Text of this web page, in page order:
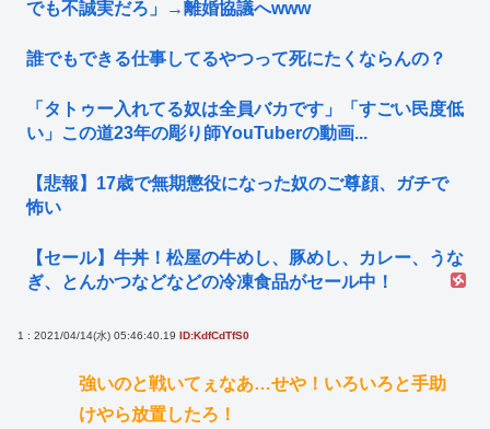
でも不誠実だろ」→離婚協議へwww
誰でもできる仕事してるやつって死にたくならんの？
「タトゥー入れてる奴は全員バカです」「すごい民度低
い」この道23年の彫り師YouTuberの動画...
【悲報】17歳で無期懲役になった奴のご尊顔、ガチで
怖い
【セール】牛丼！松屋の牛めし、豚めし、カレー、うな
ぎ、とんかつなどなどの冷凍食品がセール中！
1 : 2021/04/14(水) 05:46:40.19 ID:KdfCdTfS0
強いのと戦いてぇなあ…せや！いろいろと手助
けやら放置したろ！